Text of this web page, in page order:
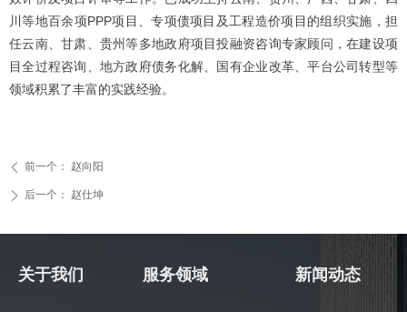
ꄴ 前一个： 赵向阳
ꄲ 后一个： 赵仕坤
川等地百余项PPP项目、专项债项目及工程造价项目的组织实施，担
任云南、甘肃、贵州等多地政府项目投融资咨询专家顾问，在建设项
目全过程咨询、地方政府债务化解、国有企业改革、平台公司转型等
领域积累了丰富的实践经验。
关于我们 服务领域 新闻动态